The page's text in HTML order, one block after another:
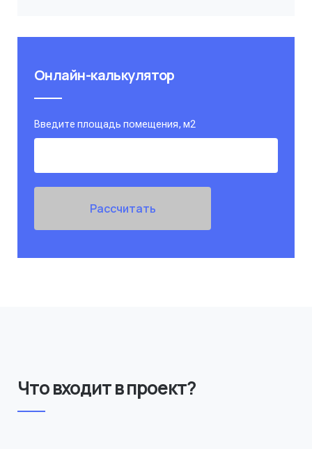
Онлайн-калькулятор
Введите площадь помещения, м2
Рассчитать
Что входит в проект?